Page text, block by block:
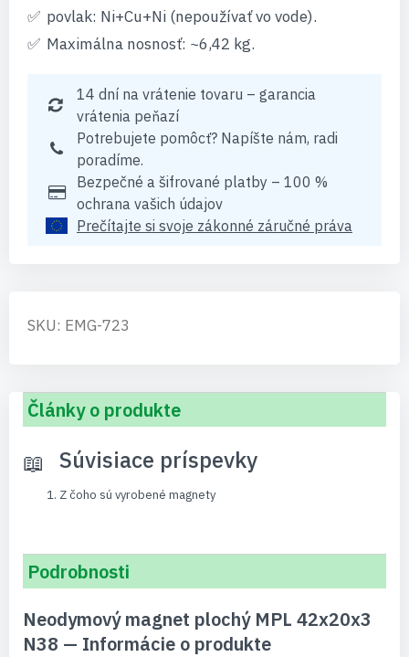
povlak: Ni+Cu+Ni (nepoužívať vo vode).
Maximálna nosnosť: ~6,42 kg.
14 dní na vrátenie tovaru – garancia
vrátenia peňazí
Potrebujete pomôcť? Napíšte nám, radi
poradíme.
Bezpečné a šifrované platby – 100 %
ochrana vašich údajov
Prečítajte si svoje zákonné záručné práva
SKU: EMG-723
Články o produkte
Súvisiace príspevky
Z čoho sú vyrobené magnety
Podrobnosti
Neodymový magnet plochý MPL 42x20x3
N38 — Informácie o produkte